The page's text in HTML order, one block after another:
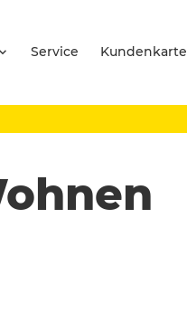
Service Kundenkarte